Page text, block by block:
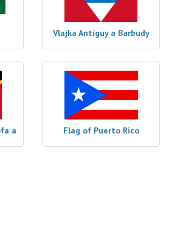
Vlajka Antiguy a Barbudy
a
Flag of Puerto Rico